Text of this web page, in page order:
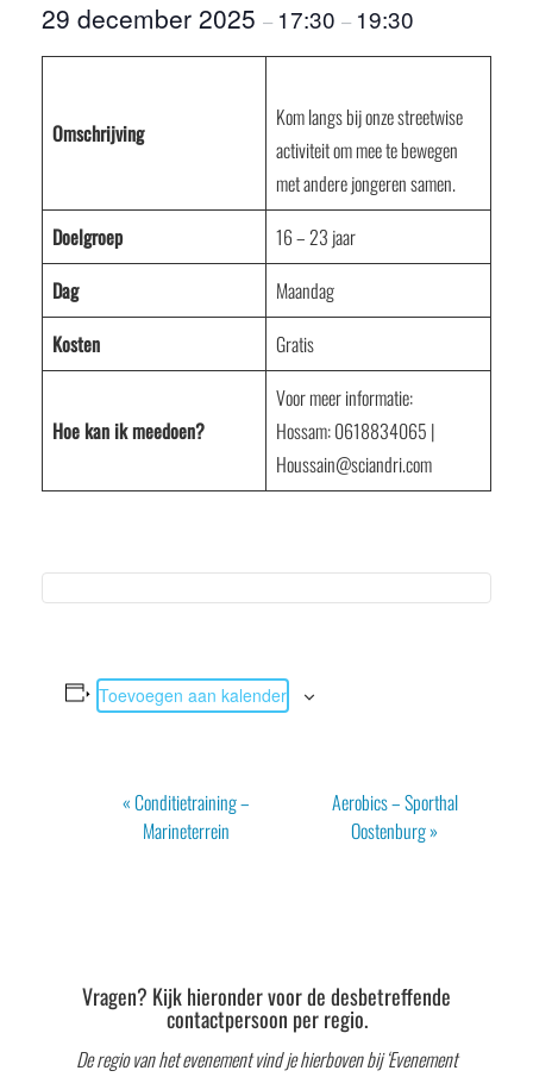
29 december 2025 – 17:30 – 19:30
Omschrijving
Kom langs bij onze streetwise
activiteit om mee te bewegen
met andere jongeren samen.
Doelgroep
16 – 23 jaar
Dag
Maandag
Kosten
Gratis
Hoe kan ik meedoen?
Voor meer informatie:
Hossam: 0618834065 |
Houssain@sciandri.com
Toevoegen aan kalender
Evenement
«Conditietraining –
Marineterrein
Aerobics – Sporthal
Oostenburg»
Vragen? Kijk hieronder voor de desbetreffende
contactpersoon per regio.
De regio van het evenement vind je hierboven bij ‘Evenement